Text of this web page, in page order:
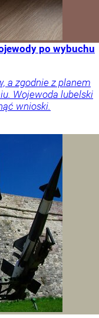
po wybuchu
a zgodnie z planem
Wojewoda lubelski
wnioski.